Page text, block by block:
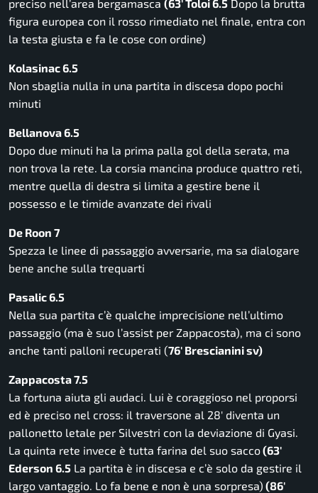
preciso nell’area bergamasca (63′ Toloi 6.5 Dopo la brutta
figura europea con il rosso rimediato nel finale, entra con
la testa giusta e fa le cose con ordine)
Kolasinac 6.5
Non sbaglia nulla in una partita in discesa dopo pochi
minuti
Bellanova 6.5
Dopo due minuti ha la prima palla gol della serata, ma
non trova la rete. La corsia mancina produce quattro reti,
mentre quella di destra si limita a gestire bene il
possesso e le timide avanzate dei rivali
De Roon 7
Spezza le linee di passaggio avversarie, ma sa dialogare
bene anche sulla trequarti
Pasalic 6.5
Nella sua partita c’è qualche imprecisione nell’ultimo
passaggio (ma è suo l’assist per Zappacosta), ma ci sono
anche tanti palloni recuperati (76′ Brescianini sv)
Zappacosta 7.5
La fortuna aiuta gli audaci. Lui è coraggioso nel proporsi
ed è preciso nel cross: il traversone al 28′ diventa un
pallonetto letale per Silvestri con la deviazione di Gyasi.
La quinta rete invece è tutta farina del suo sacco(63′
Ederson 6.5 La partita è in discesa e c’è solo da gestire il
largo vantaggio. Lo fa bene e non è una sorpresa) (86′